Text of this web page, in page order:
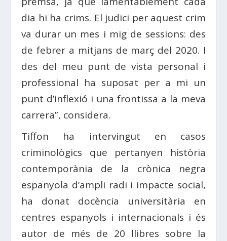
dia hi ha crims. El judici per aquest crim
va durar un mes i mig de sessions: des
de febrer a mitjans de març del 2020. I
des del meu punt de vista personal i
professional ha suposat per a mi un
punt d’inflexió i una frontissa a la meva
carrera”, considera.
Tiffon ha intervingut en casos
criminològics que pertanyen història
contemporània de la crònica negra
espanyola d’ampli radi i impacte social,
ha donat docència universitària en
centres espanyols i internacionals i és
autor de més de 20 llibres sobre la